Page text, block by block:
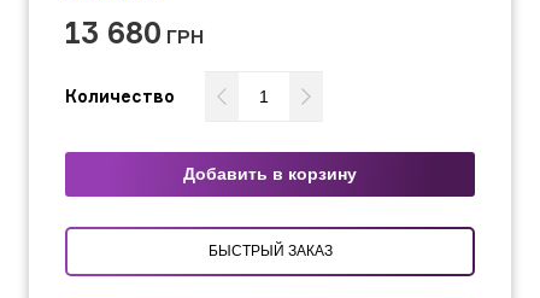
13 680 ГРН
Количество
Добавить в корзину
БЫСТРЫЙ ЗАКАЗ